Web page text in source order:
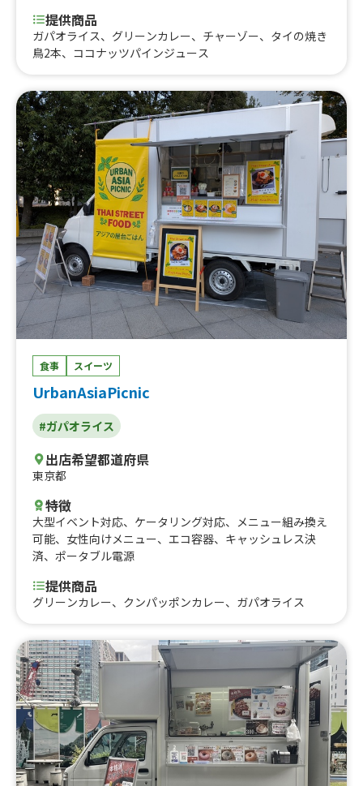
提供商品
ガパオライス、グリーンカレー、チャーゾー、タイの焼き
鳥2本、ココナッツパインジュース
食事 スイーツ
UrbanAsiaPicnic
#ガパオライス
出店希望都道府県
東京都
特徴
大型イベント対応、 ケータリング対応、
メニュー組み換え
可能、 女性向けメニュー、 エコ容器、 キャッシュレス決
済、 ポータブル電源
提供商品
グリーンカレー、クンパッポンカレー、ガパオライス